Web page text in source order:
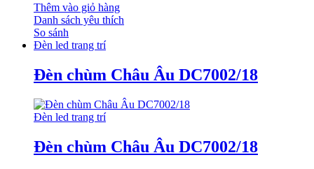
Thêm vào giỏ hàng
Danh sách yêu thích
So sánh
Đèn led trang trí
Đèn chùm Châu Âu DC7002/18
Đèn led trang trí
Đèn chùm Châu Âu DC7002/18